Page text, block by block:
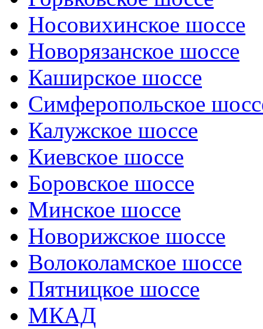
Носовихинское шоссе
Новорязанское шоссе
Каширское шоссе
Симферопольское
Калужское шоссе
Киевское шоссе
Боровское шоссе
Минское шоссе
Новорижское шоссе
Волоколамское шоссе
Пятницкое шоссе
МКАД